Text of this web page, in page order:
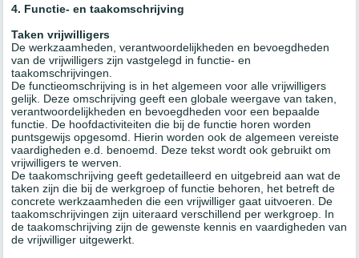
4. Functie- en taakomschrijving
Taken vrijwilligers
De werkzaamheden, verantwoordelijkheden en bevoegdheden
van de vrijwilligers zijn vastgelegd in functie- en
taakomschrijvingen.
De functieomschrijving is in het algemeen voor alle vrijwilligers
gelijk. Deze omschrijving geeft een globale weergave van taken,
verantwoordelijkheden en bevoegdheden voor een bepaalde
functie. De hoofdactiviteiten die bij de functie horen worden
puntsgewijs opgesomd. Hierin worden ook de algemeen vereiste
vaardigheden e.d. benoemd. Deze tekst wordt ook gebruikt om
vrijwilligers te werven.
De taakomschrijving geeft gedetailleerd en uitgebreid aan wat de
taken zijn die bij de werkgroep of functie behoren, het betreft de
concrete werkzaamheden die een vrijwilliger gaat uitvoeren. De
taakomschrijvingen zijn uiteraard verschillend per werkgroep. In
de taakomschrijving zijn de gewenste kennis en vaardigheden van
de vrijwilliger uitgewerkt.